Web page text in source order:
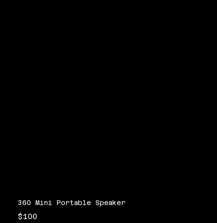
360 Mini Portable Speaker
$100